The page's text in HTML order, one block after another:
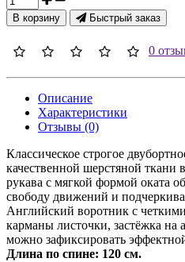
В корзину Быстрый заказ
0
Описание
Характеристики
Отзывы (0)
Классическое строгое
качественной шерстяной ткани
рукава с мягкой формой оката
свободу движений и
Английский воротник с
карманы листочки, застёжка
можно зафиксировать
Длина по спине: 120 см.